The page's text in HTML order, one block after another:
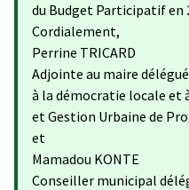
du Budget Participatif en
Cordialement,
Perrine TRICARD
Adjointe au maire
à la démocratie locale et
et Gestion Urbaine de
et
Mamadou KONTE
Conseiller municipal